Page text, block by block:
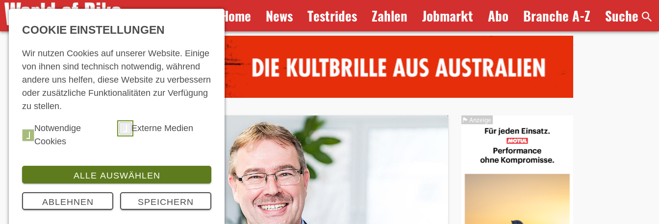
Home News Testrides Zahlen Jobmarkt Abo Branche A-Z Suche
Anzeige
COOKIE EINSTELLUNGEN
Wir nutzen Cookies auf unserer Website. Einige
von ihnen sind technisch notwendig, während
andere uns helfen, diese Website zu verbessern
oder zusätzliche Funktionalitäten zur Verfügung
zu stellen.
Notwendige
Cookies
Externe Medien
ALLE AUSWÄHLEN
ABLEHNEN SPEICHERN